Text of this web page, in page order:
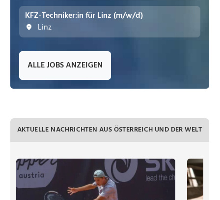
KFZ-Techniker:in für Linz (m/w/d)
Linz
ALLE JOBS ANZEIGEN
AKTUELLE NACHRICHTEN AUS ÖSTERREICH UND DER WELT